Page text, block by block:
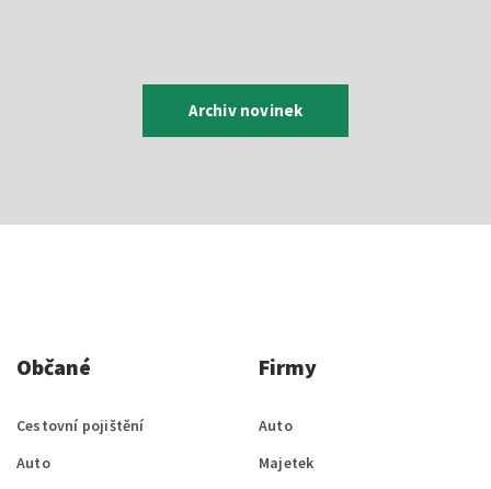
Archiv novinek
Občané
Cestovní pojištění
Auto
Firmy
Auto
Majetek